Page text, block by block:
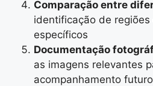
Comparação entre
identificação de
específicos
Documentação
as imagens relevantes
acompanhamento futuro